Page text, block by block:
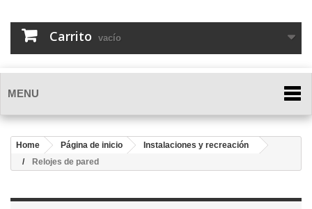
Carrito vacío
MENU
Home Página de inicio
Instalaciones y recreación
Relojes de pared